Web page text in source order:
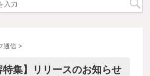
通信 >
特集】リリースのお知らせ